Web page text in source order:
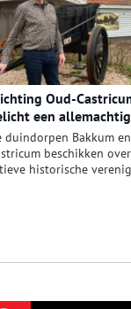
Oud-
een
in de duinen
duindorpen Bakkum en
beschikken
historische